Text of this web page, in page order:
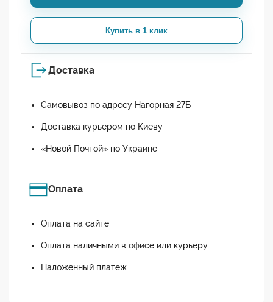
Купить в 1 клик
Доставка
Самовывоз по адресу Нагорная 27Б
Доставка курьером по Киеву
«Новой Почтой» по Украине
Оплата
Оплата на сайте
Оплата наличными в офисе или курьеру
Наложенный платеж